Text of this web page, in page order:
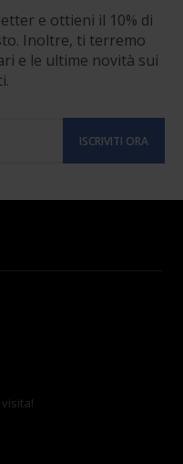
e ottieni il 10% di
Inoltre, ti terremo
e le ultime novità sui